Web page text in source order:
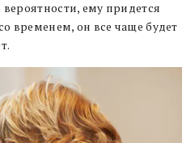
ему придется
временем, он все чаще будет